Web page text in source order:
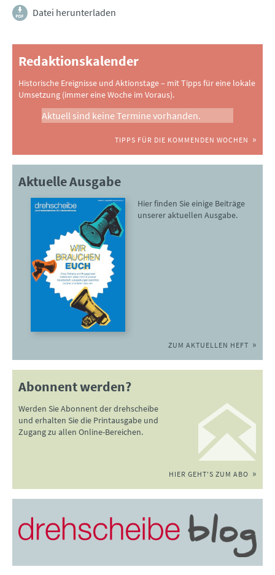
Datei herunterladen
Redaktionskalender
Historische Ereignisse und Aktionstage – mit Tipps für eine lokale
Umsetzung (immer eine Woche im Voraus).
Aktuell sind keine Termine vorhanden.
TIPPS FÜR DIE KOMMENDEN WOCHEN
Aktuelle Ausgabe
Hier finden Sie einige Beiträge
unserer aktuellen Ausgabe.
ZUM AKTUELLEN HEFT
Abonnent werden?
Werden Sie Abonnent der drehscheibe
und erhalten Sie die Printausgabe und
Zugang zu allen Online-Bereichen.
HIER GEHT'S ZUM ABO